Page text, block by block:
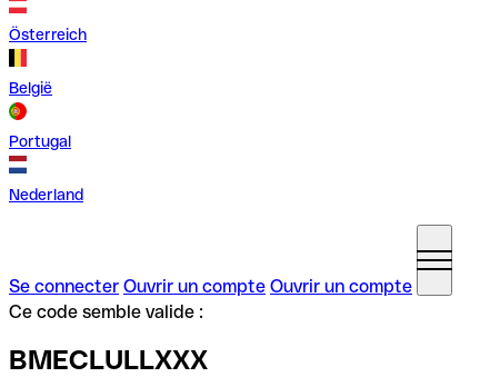
Österreich
België
Portugal
Nederland
Se connecter Ouvrir un compte Ouvrir un compte
Ce code semble valide :
BMECLULLXXX